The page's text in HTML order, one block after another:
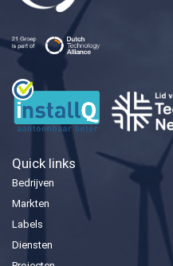
Quick links
Bedrijven
Markten
Labels
Diensten